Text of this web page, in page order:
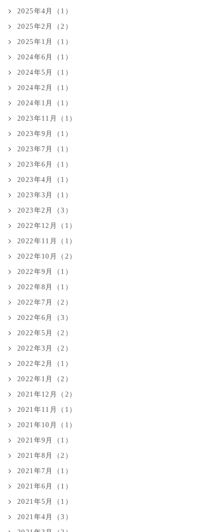
2025年4月（1）
2025年2月（2）
2025年1月（1）
2024年6月（1）
2024年5月（1）
2024年2月（1）
2024年1月（1）
2023年11月（1）
2023年9月（1）
2023年7月（1）
2023年6月（1）
2023年4月（1）
2023年3月（1）
2023年2月（3）
2022年12月（1）
2022年11月（1）
2022年10月（2）
2022年9月（1）
2022年8月（1）
2022年7月（2）
2022年6月（3）
2022年5月（2）
2022年3月（2）
2022年2月（1）
2022年1月（2）
2021年12月（2）
2021年11月（1）
2021年10月（1）
2021年9月（1）
2021年8月（2）
2021年7月（1）
2021年6月（1）
2021年5月（1）
2021年4月（3）